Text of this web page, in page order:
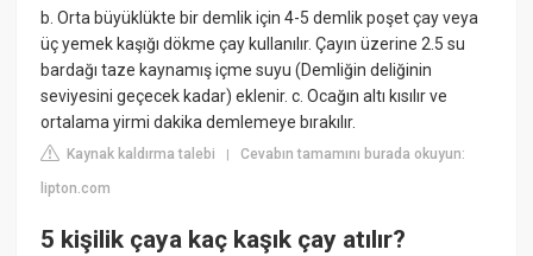
b. Orta büyüklükte bir demlik için 4-5 demlik poşet çay veya
üç yemek kaşığı dökme çay kullanılır. Çayın üzerine 2.5 su
bardağı taze kaynamış içme suyu (Demliğin deliğinin
seviyesini geçecek kadar) eklenir. c. Ocağın altı kısılır ve
ortalama yirmi dakika demlemeye bırakılır.
Kaynak kaldırma talebi |Cevabın tamamını burada okuyun:
lipton.com
5 kişilik çaya kaç kaşık çay atılır?